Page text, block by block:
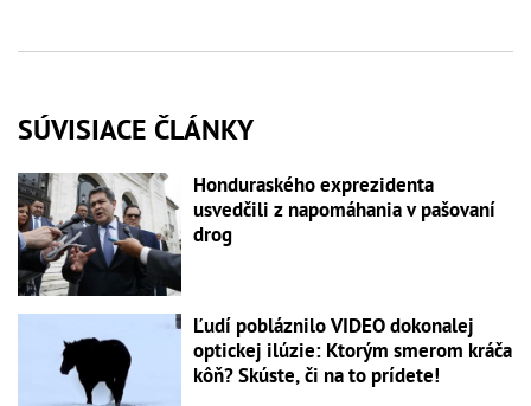
SÚVISIACE ČLÁNKY
Honduraského exprezidenta
usvedčili z napomáhania v pašovaní
drog
Ľudí pobláznilo VIDEO dokonalej
optickej ilúzie: Ktorým smerom kráča
kôň? Skúste, či na to prídete!